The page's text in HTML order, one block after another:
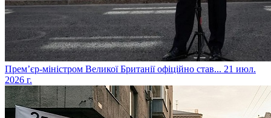
​Прем’єр-міністром Великої Британії офіційно став... 21 июл.
2026 г.